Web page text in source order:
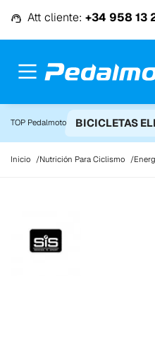
Att cliente: +34 958 13
TOP Pedalmoto BICICLETAS
Inicio Nutrición Para Ciclismo